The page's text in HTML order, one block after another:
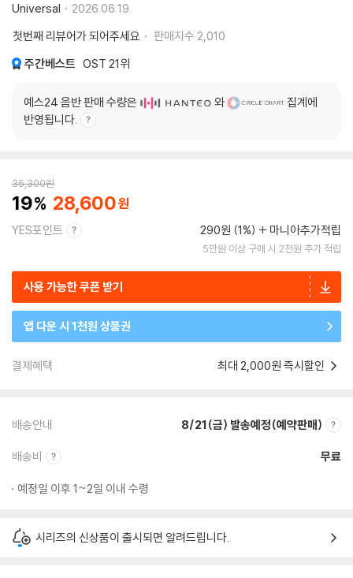
Universal
2026.06.19.
첫번째 리뷰어가 되어주세요
판매지수 2,010
주간베스트 OST 21위
예스24 음반 판매 수량은 와
집계에
반영됩니다.
35,300원
19 28,600
YES포인트 290원 (1%) 마니아추가적립
5만원 이상 구매 시 2천원 추가 적립
사용 가능한 쿠폰 받기
앱 다운 시 1천원 상품권
결제혜택 최대 2,000원 즉시할인
배송안내 8/21(금) 발송예정(예약판매)
배송비 무료
예정일 이후 1~2일 이내 수령
시리즈의 신상품이 출시되면 알려드립니다.